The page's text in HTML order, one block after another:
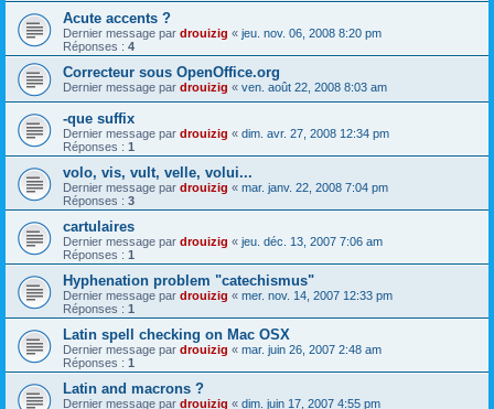
Acute accents ?
Dernier message par drouizig « jeu. nov. 06, 2008 8:20 pm
Réponses : 4
Correcteur sous OpenOffice.org
Dernier message par drouizig « ven. août 22, 2008 8:03 am
-que suffix
Dernier message par drouizig « dim. avr. 27, 2008 12:34 pm
Réponses : 1
volo, vis, vult, velle, volui...
Dernier message par drouizig « mar. janv. 22, 2008 7:04 pm
Réponses : 3
cartulaires
Dernier message par drouizig « jeu. déc. 13, 2007 7:06 am
Réponses : 1
Hyphenation problem "catechismus"
Dernier message par drouizig « mer. nov. 14, 2007 12:33 pm
Réponses : 1
Latin spell checking on Mac OSX
Dernier message par drouizig « mar. juin 26, 2007 2:48 am
Réponses : 1
Latin and macrons ?
Dernier message par drouizig « dim. juin 17, 2007 4:55 pm